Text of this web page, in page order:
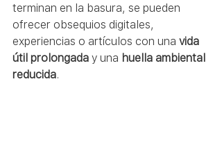
terminan en la basura, se pueden
ofrecer obsequios digitales,
experiencias o artículos con una vida
útil prolongada y una huella ambiental
reducida.